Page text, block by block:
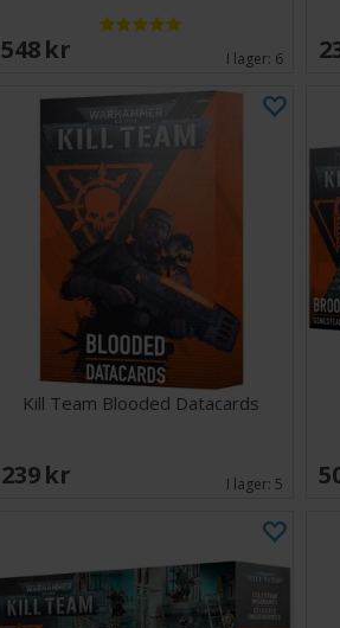
548 SEK I lager: 6
Kill Team Blooded Datacards
239 SEK I lager: 5